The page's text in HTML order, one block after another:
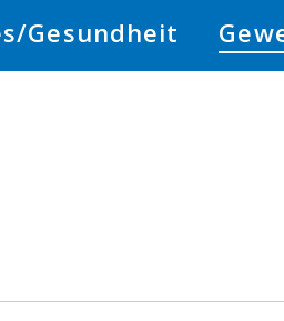
Gesundheit